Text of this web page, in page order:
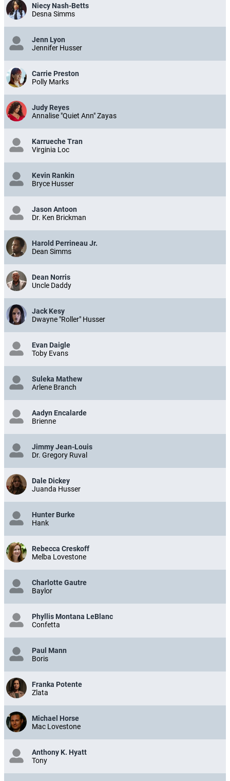
Niecy Nash-Betts
Desna Simms
Jenn Lyon
Jennifer Husser
Carrie Preston
Polly Marks
Judy Reyes
Annalise "Quiet Ann" Zayas
Karrueche Tran
Virginia Loc
Kevin Rankin
Bryce Husser
Jason Antoon
Dr. Ken Brickman
Harold Perrineau Jr.
Dean Simms
Dean Norris
Uncle Daddy
Jack Kesy
Dwayne "Roller" Husser
Evan Daigle
Toby Evans
Suleka Mathew
Arlene Branch
Aadyn Encalarde
Brienne
Jimmy Jean-Louis
Dr. Gregory Ruval
Dale Dickey
Juanda Husser
Hunter Burke
Hank
Rebecca Creskoff
Melba Lovestone
Charlotte Gautre
Baylor
Phyllis Montana LeBlanc
Confetta
Paul Mann
Boris
Franka Potente
Zlata
Michael Horse
Mac Lovestone
Anthony K. Hyatt
Tony